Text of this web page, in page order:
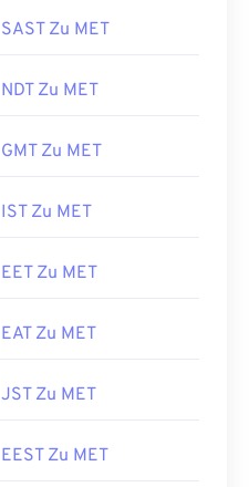
SAST Zu MET
NDT Zu MET
GMT Zu MET
IST Zu MET
EET Zu MET
EAT Zu MET
JST Zu MET
EEST Zu MET